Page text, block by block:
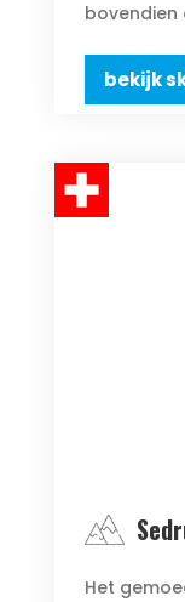
bovendien
bekijk
Het